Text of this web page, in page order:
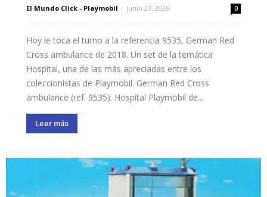
El Mundo Click - Playmobil - junio 23, 2026 0
Hoy le toca el turno a la referencia 9535, German Red
Cross ambulance de 2018. Un set de la temática
Hospital, una de las más apreciadas entre los
coleccionistas de Playmobil. German Red Cross
ambulance (ref. 9535): Hospital Playmobil de...
Leer más